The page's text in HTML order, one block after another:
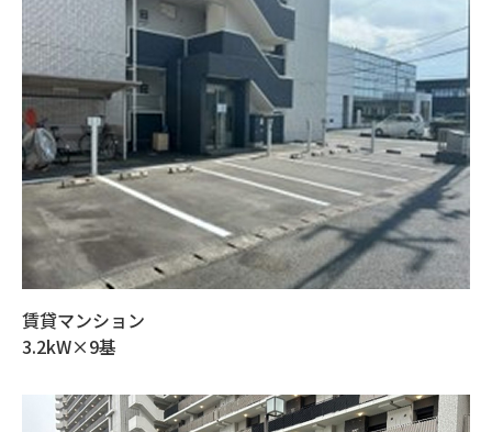
賃貸マンション
3.2kW×9基